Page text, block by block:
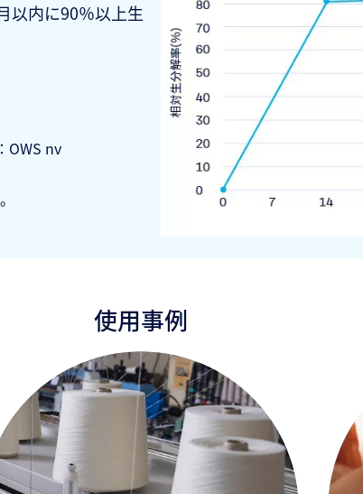
以内に90％以上生
OWS nv
使用事例